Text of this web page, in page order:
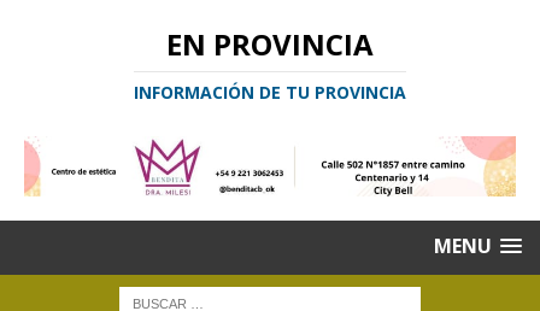
EN PROVINCIA
INFORMACIÓN DE TU PROVINCIA
MENU